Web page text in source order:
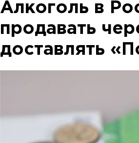
Алкоголь в
продавать
доставлять